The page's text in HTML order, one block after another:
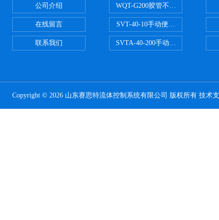
公司介绍
在线留言
联系我们
WQT-G200胶管不锈钢管水压气
SVT-40-10手动便携式安全阀校验
SVTA-40-200手动数显表控制安全
Copyright © 2026 山东赛思特流体控制系统有限公司 版权所有 技术